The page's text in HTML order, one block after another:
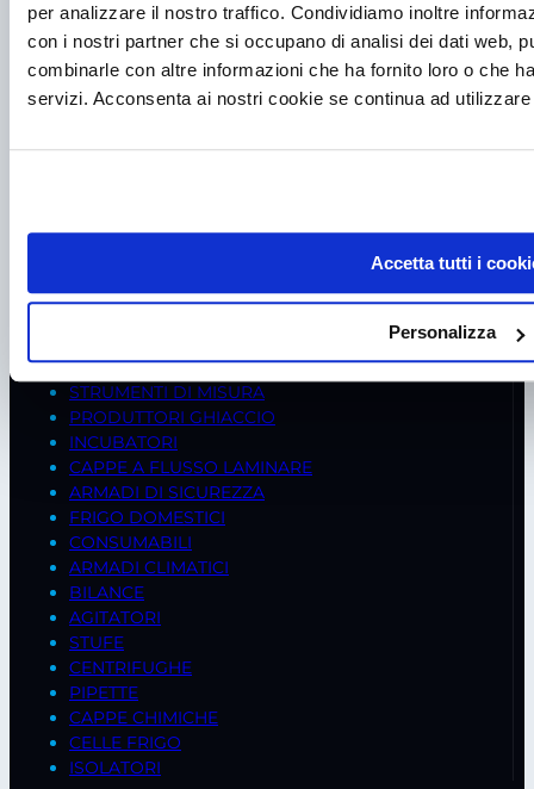
per analizzare il nostro traffico. Condividiamo inoltre
con i nostri partner che si occupano di analisi dei dati web,
combinarle con altre informazioni che ha fornito loro o che
servizi. Acconsenta ai nostri cookie se continua ad
Accetta tutti i
Personalizza
P.I. IT00998560288
viale Germania, 5
frigomeccanica@andreaus.com
PECfrigomeccanica.andreaus@pec.it
FREDDO BIOMEDICALE
STRUMENTI DI MISURA
PRODUTTORI GHIACCIO
INCUBATORI
CAPPE A FLUSSO LAMINARE
ARMADI DI SICUREZZA
FRIGO DOMESTICI
CONSUMABILI
ARMADI CLIMATICI
BILANCE
AGITATORI
STUFE
CENTRIFUGHE
PIPETTE
CAPPE CHIMICHE
CELLE FRIGO
ISOLATORI